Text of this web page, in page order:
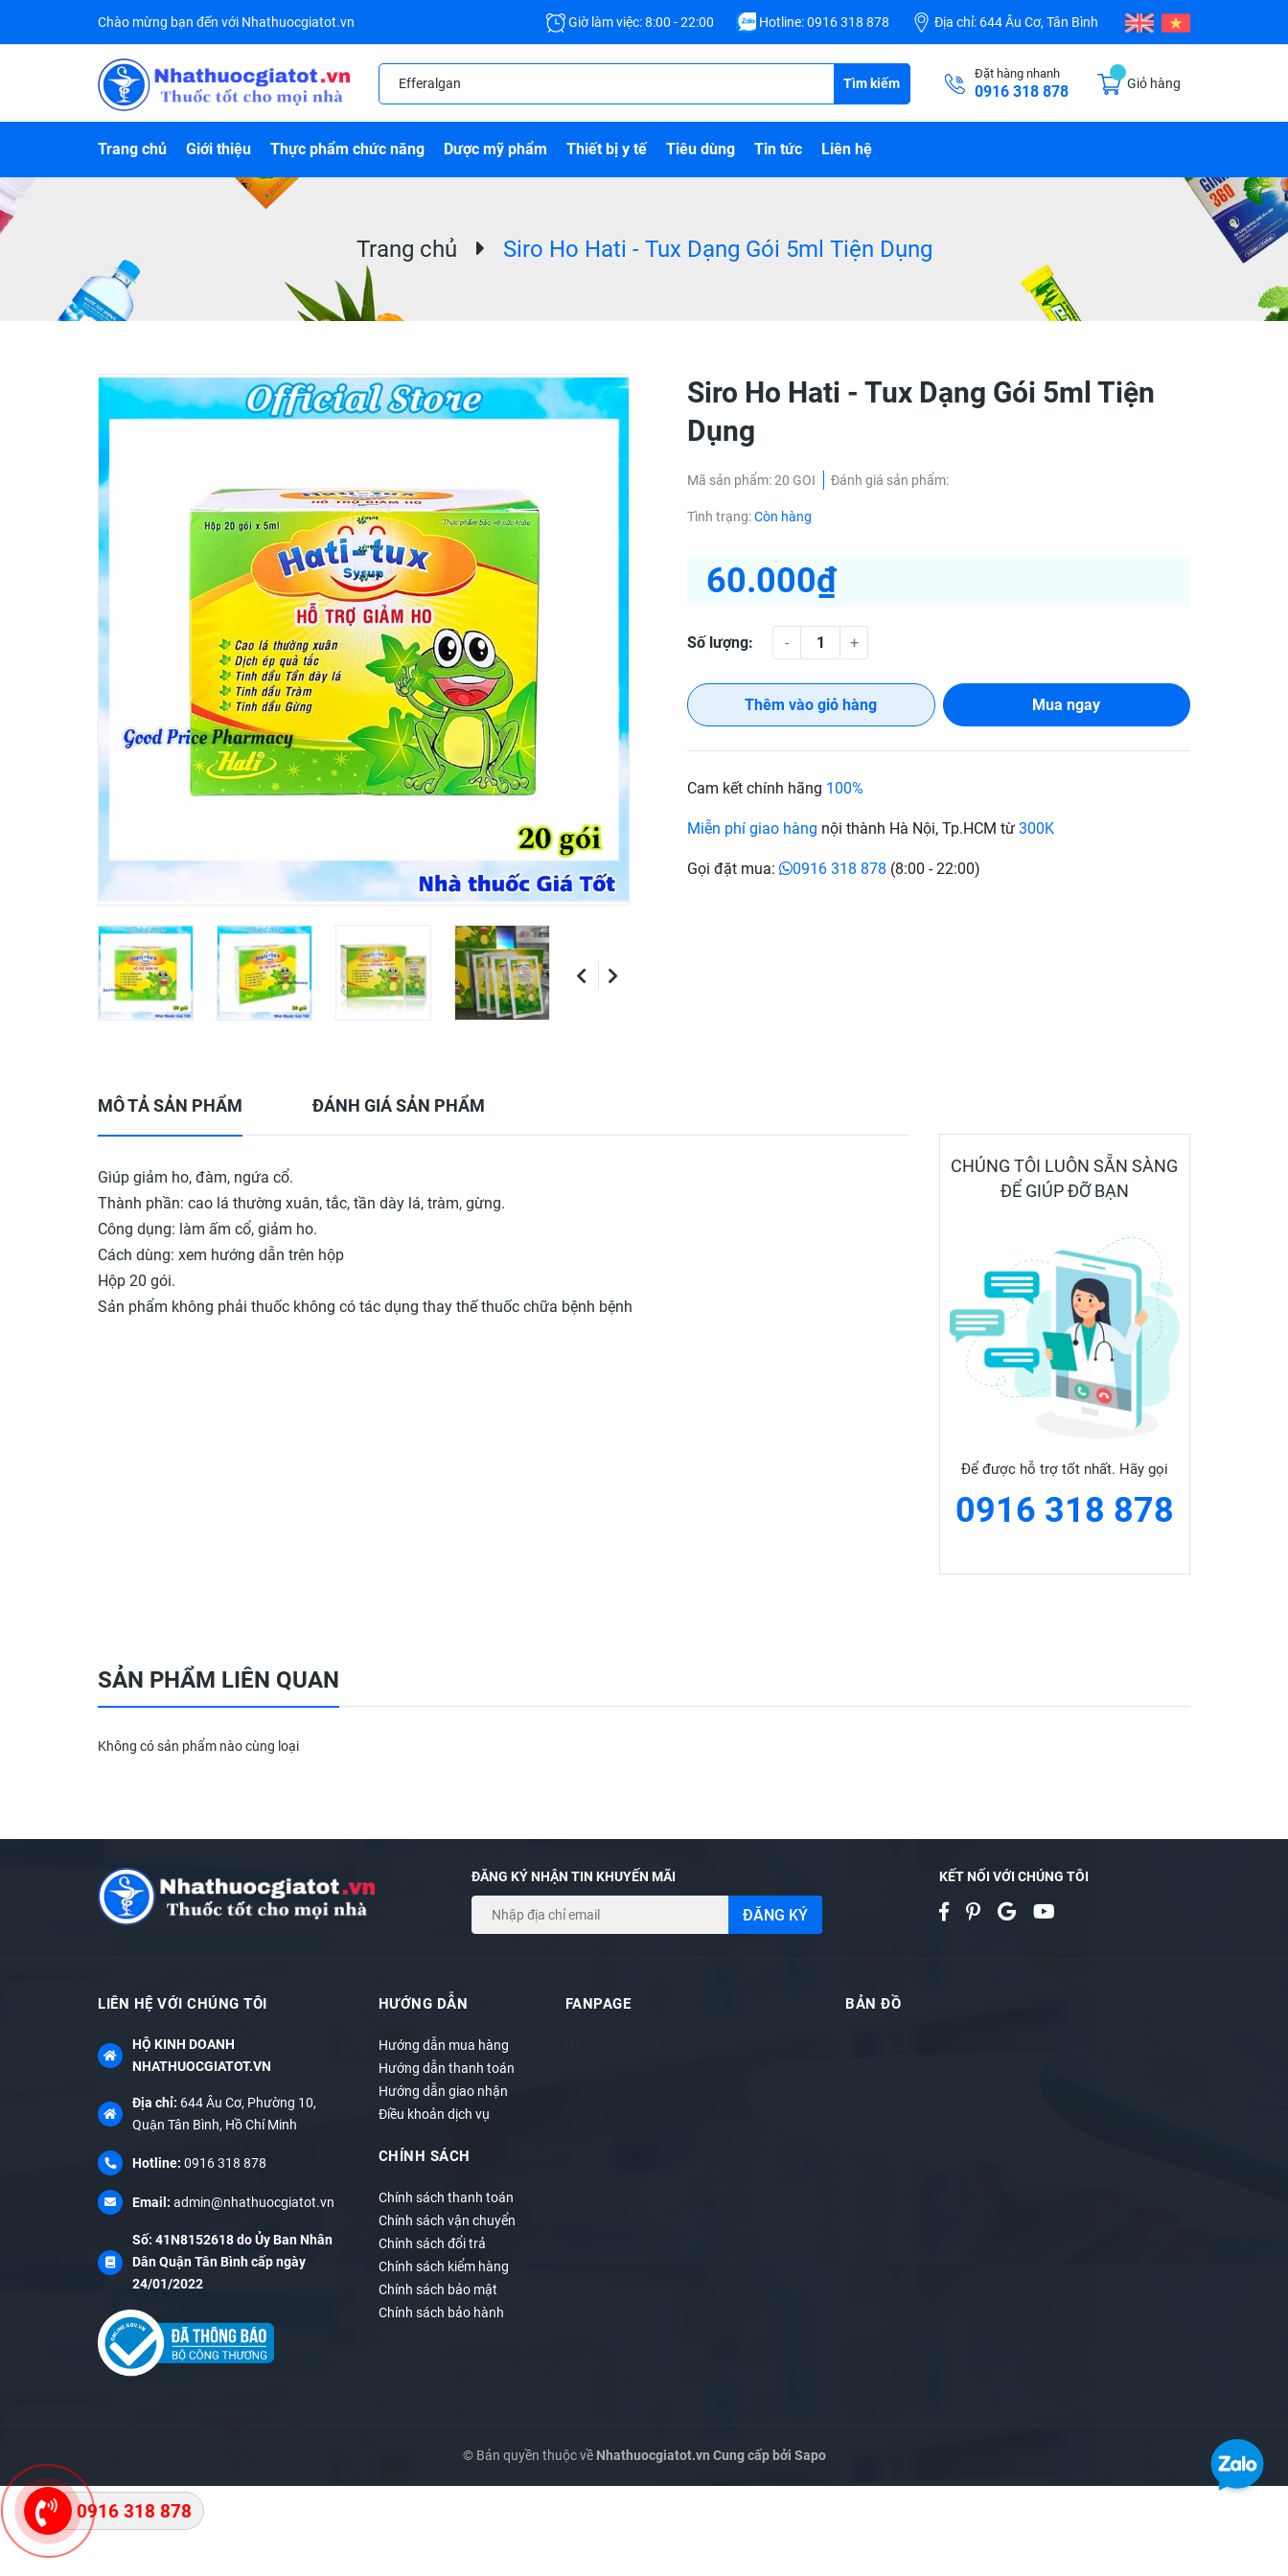
Chào mừng bạn đến với Nhathuocgiatot.vn Giờ làm việc: 8:00 - 22:00 Hotline:0916 318 878 Địa chỉ: 644 Âu Cơ, Tân Bình
Tìm kiếm
Đặt hàng nhanh
0916 318 878 Giỏ hàng
Trang chủ Giới thiệu Thực phẩm chức năng Dược mỹ phẩm Thiết bị y tế Tiêu dùng Tin tức Liên hệ
Trang chủ Siro Ho Hati - Tux Dạng Gói 5ml Tiện Dụng
Siro Ho Hati - Tux Dạng Gói 5ml Tiện
Dụng
Mã sản phẩm:20 GOI Đánh giá sản phẩm:
Tình trạng:Còn hàng
60.000₫
Số lượng: - +
Thêm vào giỏ hàng Mua ngay
Cam kết chính hãng 100%
Miễn phí giao hàng nội thành Hà Nội, Tp.HCM từ 300K
Gọi đặt mua: 0916 318 878 (8:00 - 22:00)
MÔ TẢ SẢN PHẨM ĐÁNH GIÁ SẢN PHẨM
Giúp giảm ho, đàm, ngứa cổ.
Thành phần: cao lá thường xuân, tắc, tần dày lá, tràm, gừng.
Công dụng: làm ấm cổ, giảm ho.
Cách dùng: xem hướng dẫn trên hộp
Hộp 20 gói.
Sản phẩm không phải thuốc không có tác dụng thay thế thuốc chữa bệnh bệnh
CHÚNG TÔI LUÔN SẴN SÀNG
ĐỂ GIÚP ĐỠ BẠN
Để được hỗ trợ tốt nhất. Hãy gọi
0916 318 878
SẢN PHẨM LIÊN QUAN
Không có sản phẩm nào cùng loại
ĐĂNG KÝ NHẬN TIN KHUYẾN MÃI
ĐĂNG KÝ
KẾT NỐI VỚI CHÚNG TÔI
LIÊN HỆ VỚI CHÚNG TÔI
HỘ KINH DOANH
NHATHUOCGIATOT.VN
Địa chỉ: 644 Âu Cơ, Phường 10,
Quận Tân Bình, Hồ Chí Minh
Hotline: 0916 318 878
Email: admin@nhathuocgiatot.vn
Số: 41N8152618 do Ủy Ban Nhân
Dân Quận Tân Bình cấp ngày
24/01/2022
HƯỚNG DẪN
Hướng dẫn mua hàng
Hướng dẫn thanh toán
Hướng dẫn giao nhận
Điều khoản dịch vụ
CHÍNH SÁCH
Chính sách thanh toán
Chính sách vận chuyển
Chính sách đổi trả
Chính sách kiểm hàng
Chính sách bảo mật
Chính sách bảo hành
FANPAGE BẢN ĐỒ
© Bản quyền thuộc về Nhathuocgiatot.vn Cung cấp bởi Sapo
0916 318 878